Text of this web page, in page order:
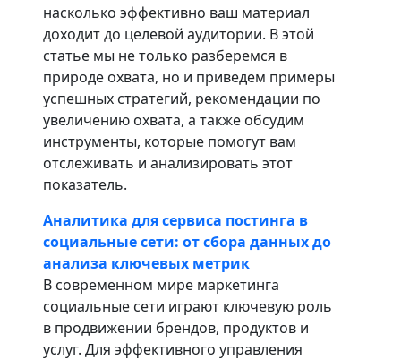
насколько эффективно ваш материал
доходит до целевой аудитории. В этой
статье мы не только разберемся в
природе охвата, но и приведем примеры
успешных стратегий, рекомендации по
увеличению охвата, а также обсудим
инструменты, которые помогут вам
отслеживать и анализировать этот
показатель.
Аналитика для сервиса постинга в
социальные сети: от сбора данных до
анализа ключевых метрик
В современном мире маркетинга
социальные сети играют ключевую роль
в продвижении брендов, продуктов и
услуг. Для эффективного управления